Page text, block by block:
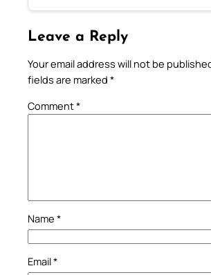
Leave a Reply
Your email address will not be
fields are marked *
Comment*
Name *
Email*